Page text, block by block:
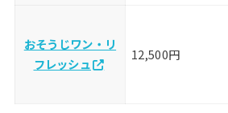
おそうじワン・リ
フレッシュ
12,500円